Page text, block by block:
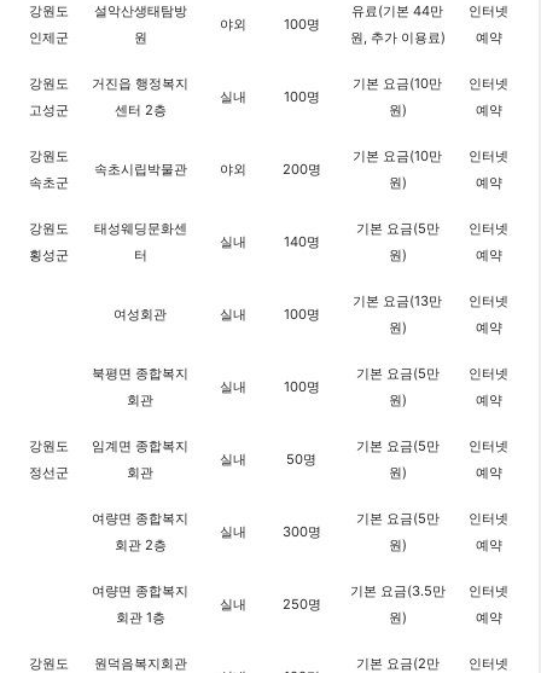
강원도
인제군
설악산생태탐방
원
야외 100명
유료(기본 44만
원, 추가 이용료)
인터넷
예약
강원도
고성군
거진읍 행정복지
센터 2층
실내 100명
기본 요금(10만
원)
인터넷
예약
강원도
속초군
속초시립박물관 야외 200명
기본 요금(10만
원)
인터넷
예약
강원도
횡성군
태성웨딩문화센
터
실내 140명
기본 요금(5만
원)
인터넷
예약
강원도
정선군
여성회관 실내 100명
기본 요금(13만
원)
인터넷
예약
북평면 종합복지
회관
실내 100명
기본 요금(5만
원)
인터넷
예약
임계면 종합복지
회관
실내 50명
기본 요금(5만
원)
인터넷
예약
여량면 종합복지
회관 2층
실내 300명
기본 요금(5만
원)
인터넷
예약
여량면 종합복지
회관 1층
실내 250명
기본 요금(3.5만
원)
인터넷
예약
강원도
원덕음복지회관
기본 요금(2만
인터넷